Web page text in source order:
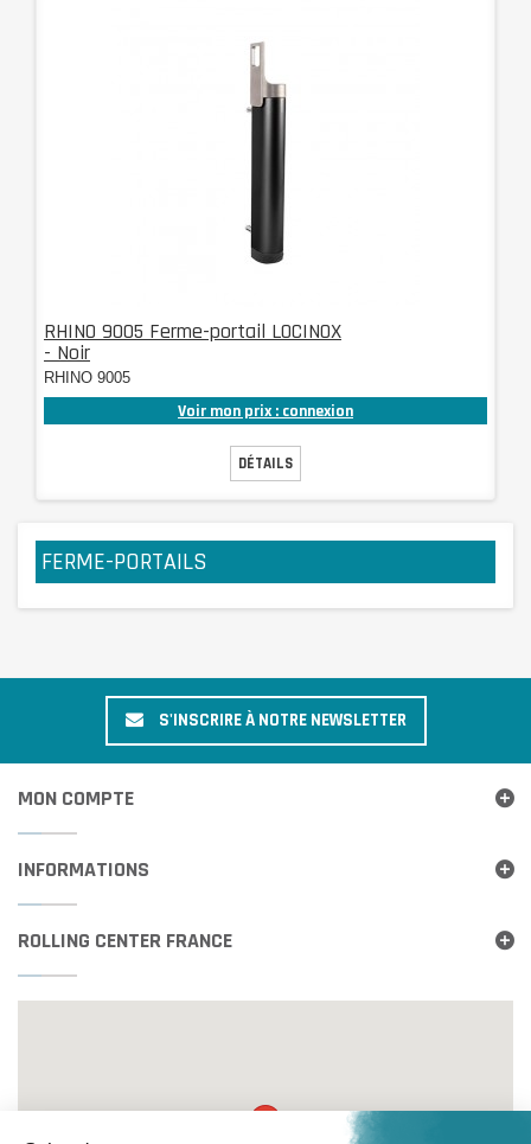
RHINO 9005 Ferme-portail LOCINOX
- Noir
RHINO 9005
Voir mon prix : connexion
DÉTAILS
FERME-PORTAILS
S'INSCRIRE À NOTRE NEWSLETTER
MON COMPTE
INFORMATIONS
ROLLING CENTER FRANCE